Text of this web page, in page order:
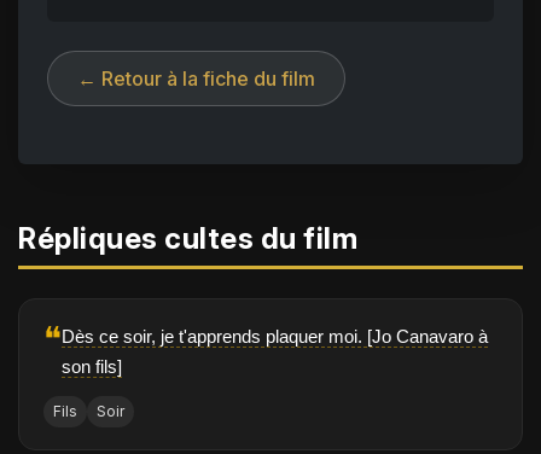
← Retour à la fiche du film
Répliques cultes du film
❝Dès ce soir, je t'apprends plaquer moi. [Jo Canavaro à
son fils]
Fils Soir